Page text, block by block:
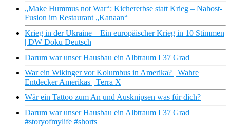
„Make Hummus not War“: Kichererbse statt Krieg – Nahost-
Fusion im Restaurant „Kanaan“
Krieg in der Ukraine – Ein europäischer Krieg in 10 Stimmen
| DW Doku Deutsch
Darum war unser Hausbau ein Albtraum I 37 Grad
War ein Wikinger vor Kolumbus in Amerika? | Wahre
Entdecker Amerikas | Terra X
Wär ein Tattoo zum An und Ausknipsen was für dich?
Darum war unser Hausbau ein Albtraum I 37 Grad
#storyofmylife #shorts